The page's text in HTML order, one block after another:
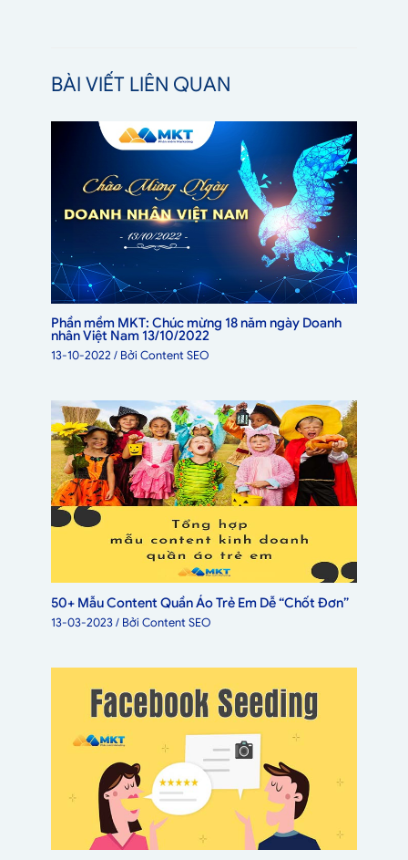
BÀI VIẾT LIÊN QUAN
Phần mềm MKT: Chúc mừng 18 năm ngày Doanh
nhân Việt Nam 13/10/2022
13-10-2022/ BởiContent SEO
50+ Mẫu Content Quần Áo Trẻ Em Dễ “Chốt Đơn”
13-03-2023/ BởiContent SEO